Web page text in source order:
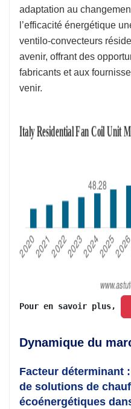
adaptation au
l’efficacité énergétique
ventilo-convecteurs
avenir, offrant des
fabricants et aux
venir.
Pour en savoir plus,
Dynamique du
Facteur déterminant
de solutions de
écoénergétiques